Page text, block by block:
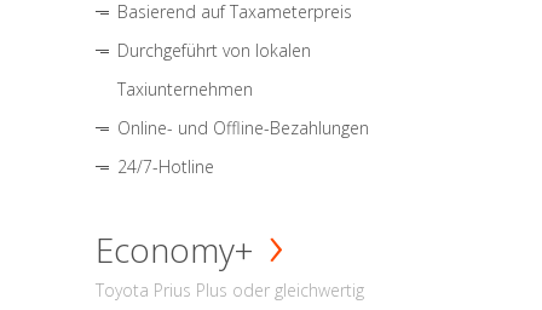
Basierend auf Taxameterpreis
Durchgeführt von lokalen
Taxiunternehmen
Online- und Offline-Bezahlungen
24/7-Hotline
Economy+
Toyota Prius Plus oder gleichwertig